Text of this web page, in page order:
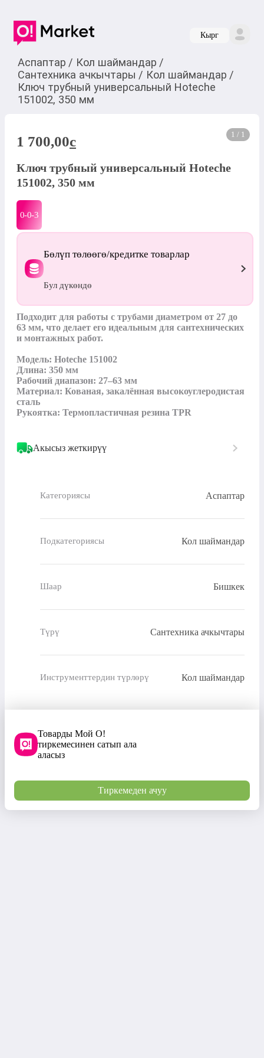
Кырг
Аспаптар / Кол шаймандар /
Сантехника ачкычтары / Кол шаймандар /
Ключ трубный универсальный Hoteche
151002, 350 мм
1 / 1
1 700,00c
Ключ трубный универсальный Hoteche
151002, 350 мм
0-0-3
Бөлүп төлөөгө/кредитке товарлар
Бул дүкөндө
Подходит для работы с трубами диаметром от 27 до
63 мм, что делает его идеальным для сантехнических
и монтажных работ.
Модель: Hoteche 151002
Длина: 350 мм
Рабочий диапазон: 27–63 мм
Материал: Кованая, закалённая высокоуглеродистая
сталь
Рукоятка: Термопластичная резина TPR
Акысыз жеткирүү
Категориясы Аспаптар
Подкатегориясы Кол шаймандар
Шаар Бишкек
Түрү Сантехника ачкычтары
Инструменттердин түрлөрү Кол шаймандар
Товарды Мой О!
тиркемесинен сатып ала
аласыз
Тиркемеден ачуу